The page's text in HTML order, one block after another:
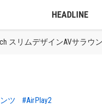
HEADLINE
スリムデザインAVサラウ
ツ #AirPlay2